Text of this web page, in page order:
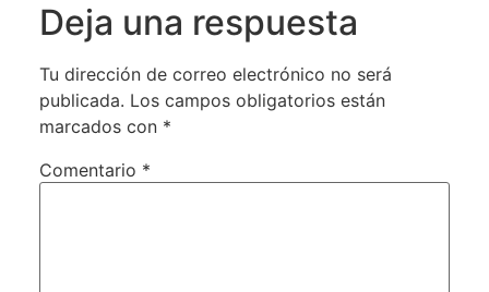
Deja una respuesta
Tu dirección de correo electrónico no será
publicada. Los campos obligatorios están
marcados con *
Comentario *